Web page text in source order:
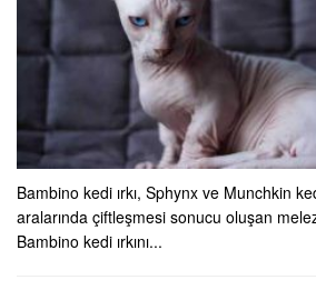
Bambino kedi ırkı, Sphynx ve Munchkin
aralarında çiftleşmesi sonucu oluşan melez
Bambino kedi ırkını...